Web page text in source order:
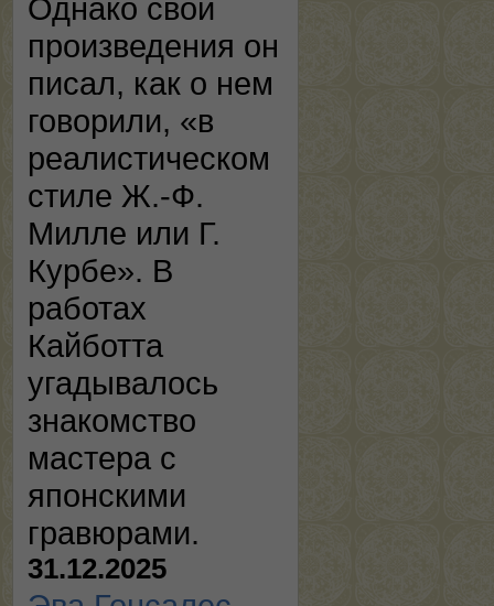
Однако свои
произведения он
писал, как о нем
говорили, «в
реалистическом
стиле Ж.-Ф.
Милле или Г.
Курбе». В
работах
Кайботта
угадывалось
знакомство
мастера с
японскими
гравюрами.
31.12.2025